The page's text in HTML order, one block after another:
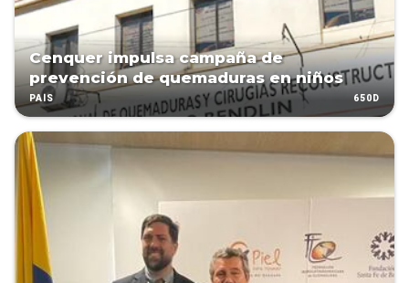
Cenquer impulsa campaña de
prevención de quemaduras en niños
PAÍS 650D